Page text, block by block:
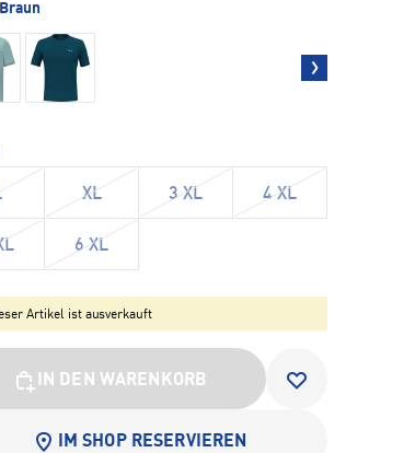
Braun
XL 3 XL 4 XL
6 XL
Artikel ist ausverkauft
IN DEN WARENKORB
IM SHOP RESERVIEREN